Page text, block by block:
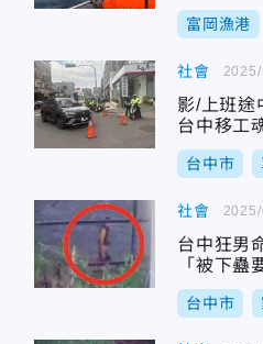
富岡漁港
社會
影/上班
台中移工
台中市
社會
台中狂男
「被下蠱
台中市